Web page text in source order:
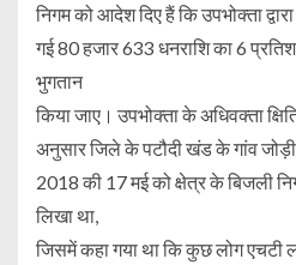
निगम को आदेश दिए हैं कि उपभोक्ता
गई 80 हजार 633 धनराशि का 6
भुगतान
किया जाए। उपभोक्ता के अधिवक्ता
अनुसार जिले के पटौदी खंड के गांव
2018 की 17 मई को क्षेत्र के बिजली
लिखा था,
जिसमें कहा गया था कि कुछ लोग एचटी